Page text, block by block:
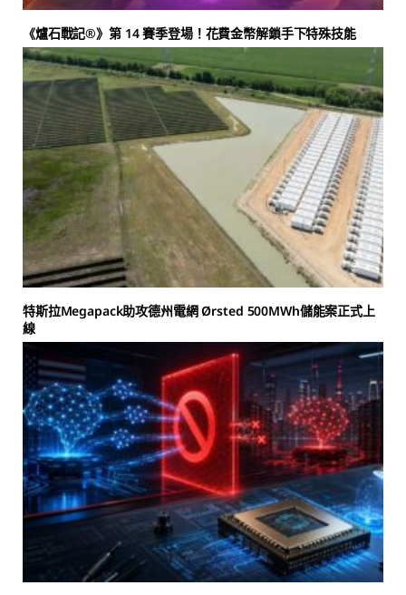
《爐石戰記®》第 14 賽季登場！花費金幣解鎖手下特殊技能
特斯拉Megapack助攻德州電網 Ørsted 500MWh儲能案正式上
線